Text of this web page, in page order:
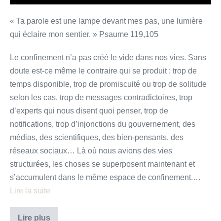
confinement.
« Ta parole est une lampe devant mes pas, une lumière
qui éclaire mon sentier. » Psaume 119,105
Le confinement n’a pas créé le vide dans nos vies. Sans
doute est-ce même le contraire qui se produit : trop de
temps disponible, trop de promiscuité ou trop de solitude
selon les cas, trop de messages contradictoires, trop
d’experts qui nous disent quoi penser, trop de
notifications, trop d’injonctions du gouvernement, des
médias, des scientifiques, des bien-pensants, des
réseaux sociaux… Là où nous avions des vies
structurées, les choses se superposent maintenant et
s’accumulent dans le même espace de confinement.…
Lire la suite
Lire plus« Chercher